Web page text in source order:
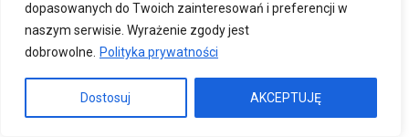
dopasowanych do Twoich zainteresowań i preferencji w
naszym serwisie. Wyrażenie zgody jest
dobrowolne.
Polityka prywatności
Dostosuj AKCEPTUJĘ
się nimi z innymi. Jeśli mam wybierać pomiędzy weekendem w
hotelu SPA, a pokonaniem 200km w kilka dni na rowerze, to
wybieram to drugie :) Jestem niepoprawną optymistką.